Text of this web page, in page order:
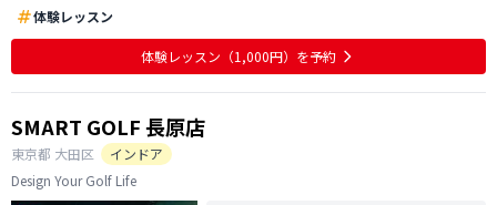
体験レッスン
体験レッスン （1,000円） を予約
SMART GOLF 長原店
東京都 大田区
インドア
Design Your Golf Life